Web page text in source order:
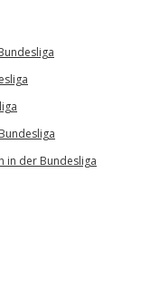
in der Bundesliga